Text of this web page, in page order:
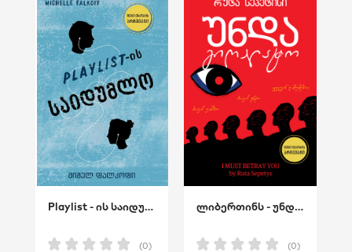
Playlist - ის საიდუმლო
(0)
ლიბერთინს - უნდა გიღალატო
(0)